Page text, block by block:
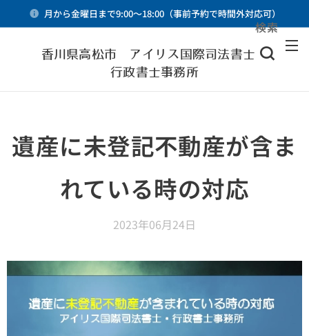
月から金曜日まで9:00～18:00（事前予約で時間外対応可）
香川県高松市 アイリス国際司法書士・
行政書士事務所
検索
遺産に未登記不動産が含ま
れている時の対応
2023年06月24日